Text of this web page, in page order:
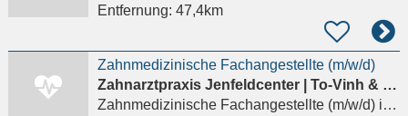
Entfernung: 47,4km
Zahnmedizinische Fachangestellte (m/w/d)
Zahnarztpraxis Jenfeldcenter | To-Vinh & Kollegen
Zahnmedizinische Fachangestellte (m/w/d)in Hamburg